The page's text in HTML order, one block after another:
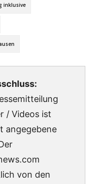
inklusive
/ Videos ist
angegebene
von den